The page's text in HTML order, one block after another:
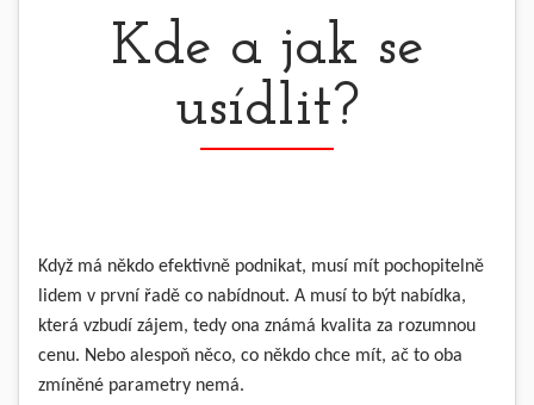
Kde a jak se
usídlit?
Když má někdo efektivně podnikat, musí mít pochopitelně
lidem v první řadě co nabídnout. A musí to být nabídka,
která vzbudí zájem, tedy ona známá kvalita za rozumnou
cenu. Nebo alespoň něco, co někdo chce mít, ač to oba
zmíněné parametry nemá.